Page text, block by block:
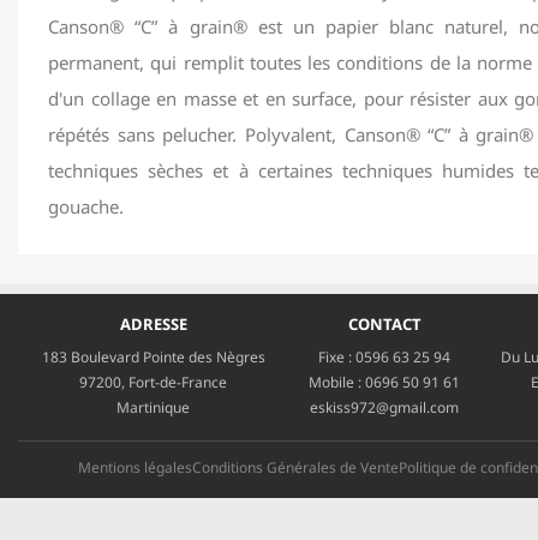
Canson® “C” à grain® est un papier blanc naturel,
permanent, qui remplit toutes les conditions de la
d'un collage en masse et en surface, pour résister aux
répétés sans pelucher. Polyvalent, Canson® “C” à
techniques sèches et à certaines techniques humides
gouache.
ADRESSE
183 Boulevard Pointe des Nègres
97200, Fort-de-France
Martinique
CONTACT
Fixe :0596 63 25 94
Mobile :0696 50 91 61
eskiss972@gmail.com
Du
Mentions légalesConditions Générales de VentePolitique de